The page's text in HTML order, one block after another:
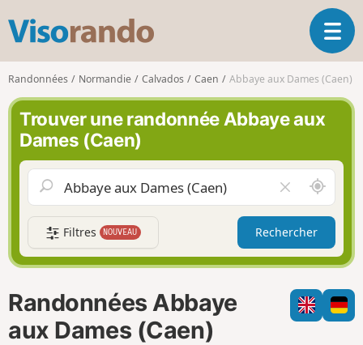
s
o
r
n
o
O
u
a
n
v
g
a
i
o
Randonnées Normandie Calvados Caen Abbaye aux Dames (Caen)
Trouver une randonnée Abbaye aux
Dames (Caen)
i
d
e
r
l
e
h
A
u
t
u
r
d
e
m
Filtres NOUVEAU Rechercher
Randonnées Abbaye
aux Dames (Caen)